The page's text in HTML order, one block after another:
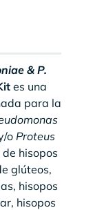
& P.
es una
para la
o Proteus
hisopos
glúteos,
hisopos
hisopos